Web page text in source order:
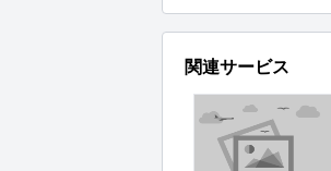
関連サービス